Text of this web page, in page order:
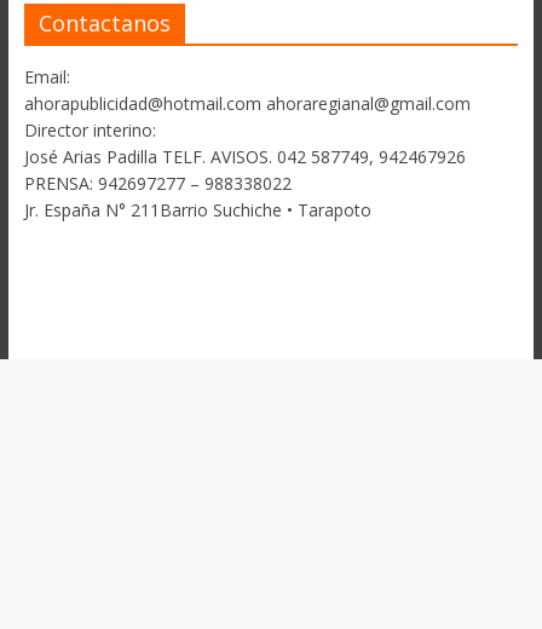
Contactanos
Email:
ahorapublicidad@hotmail.com ahoraregianal@gmail.com
Director interino:
José Arias Padilla TELF. AVISOS. 042 587749, 942467926
PRENSA: 942697277 – 988338022
Jr. España N° 211Barrio Suchiche • Tarapoto